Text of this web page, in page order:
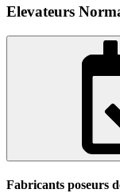
Elevateurs
Fabricants poseurs